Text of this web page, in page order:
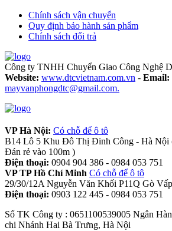
Chính sách vận chuyển
Quy định bảo hành sản phẩm
Chính sách đổi trả
Công ty TNHH Chuyển Giao Công Nghệ
Website: www.dtcvietnam.com.vn - Email:
mayvanphongdtc@gmail.com.
VP Hà Nội: Có chỗ để ô tô
B14 Lô 5 Khu Đô Thị Đinh Công - Hà Nội
Đán rẻ vào 100m )
Điện thoại: 0904 904 386 - 0984 053 751
VP TP Hồ Chí Minh Có chỗ để ô tô
29/30/12A Nguyễn Văn Khối P11Q Gò
Điện thoại: 0903 122 445 - 0984 053 751
Số TK Công ty : 0651100539005 Ngân
chi Nhánh Hai Bà Trưng, Hà Nội